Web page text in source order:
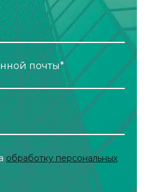
почты*
обработку персональных